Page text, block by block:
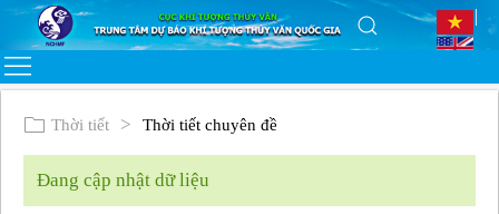
Thời tiết Thời tiết chuyên đề
Đang cập nhật dữ liệu